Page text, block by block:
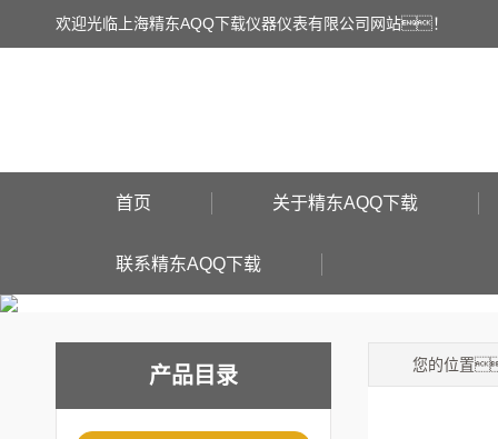
欢迎光临上海精东AQQ下载仪器仪表有限公司网站！
首页 关于精东AQQ下载
联系精东AQQ下载
产品目录 您的位置